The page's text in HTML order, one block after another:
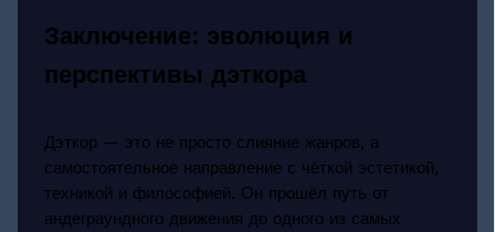
Заключение: эволюция и
перспективы дэткора
Дэткор — это не просто слияние жанров, а
самостоятельное направление с чёткой эстетикой,
техникой и философией. Он прошёл путь от
андеграундного движения до одного из самых